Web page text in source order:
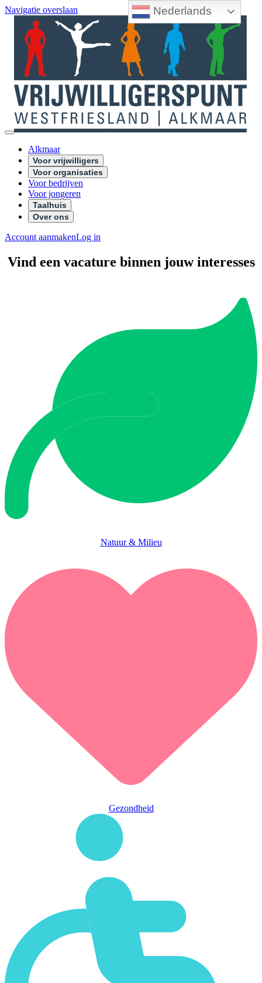
Nederlands
Navigatie overslaan
Alkmaar
Voor vrijwilligers
Voor organisaties
Voor bedrijven
Voor jongeren
Taalhuis
Over ons
Account aanmakenLog in
Vind een vacature binnen jouw interesses
Natuur & Milieu
Gezondheid